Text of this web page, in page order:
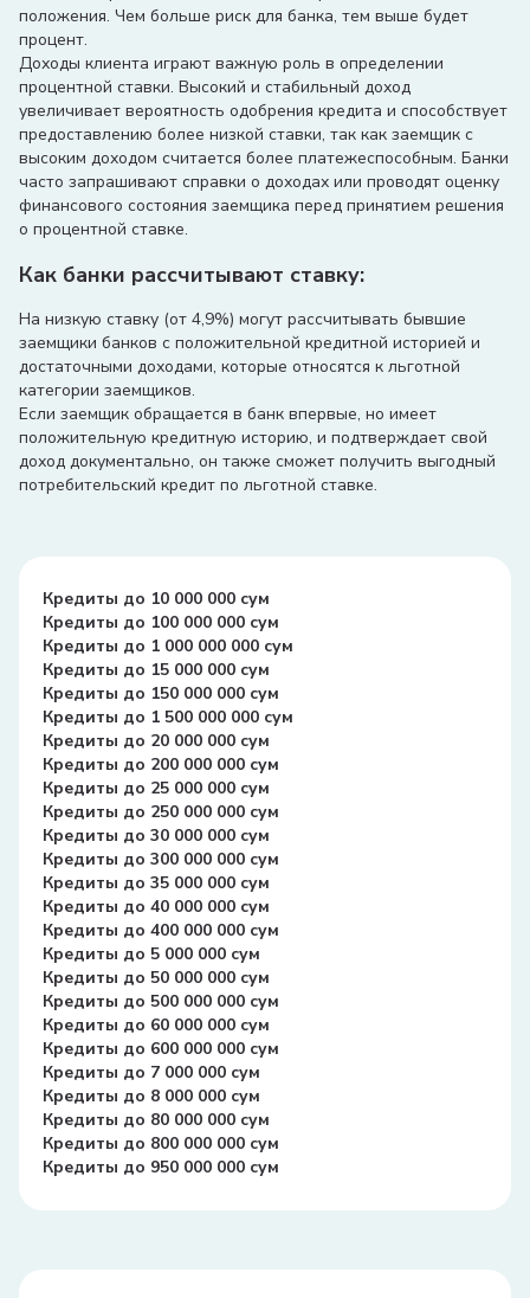
положения. Чем больше риск для банка, тем выше будет
процент.
Доходы клиента играют важную роль в определении
процентной ставки. Высокий и стабильный доход
увеличивает вероятность одобрения кредита и способствует
предоставлению более низкой ставки, так как заемщик с
высоким доходом считается более платежеспособным. Банки
часто запрашивают справки о доходах или проводят оценку
финансового состояния заемщика перед принятием решения
о процентной ставке.
Как банки рассчитывают ставку:
На низкую ставку (от 4,9%) могут рассчитывать бывшие
заемщики банков с положительной кредитной историей и
достаточными доходами, которые относятся к льготной
категории заемщиков.
Если заемщик обращается в банк впервые, но имеет
положительную кредитную историю, и подтверждает свой
доход документально, он также сможет получить выгодный
потребительский кредит по льготной ставке.
Кредиты до 10 000 000 сум
Кредиты до 100 000 000 сум
Кредиты до 1 000 000 000 сум
Кредиты до 15 000 000 сум
Кредиты до 150 000 000 сум
Кредиты до 1 500 000 000 сум
Кредиты до 20 000 000 сум
Кредиты до 200 000 000 сум
Кредиты до 25 000 000 сум
Кредиты до 250 000 000 сум
Кредиты до 30 000 000 сум
Кредиты до 300 000 000 сум
Кредиты до 35 000 000 сум
Кредиты до 40 000 000 сум
Кредиты до 400 000 000 сум
Кредиты до 5 000 000 сум
Кредиты до 50 000 000 сум
Кредиты до 500 000 000 сум
Кредиты до 60 000 000 сум
Кредиты до 600 000 000 сум
Кредиты до 7 000 000 сум
Кредиты до 8 000 000 сум
Кредиты до 80 000 000 сум
Кредиты до 800 000 000 сум
Кредиты до 950 000 000 сум